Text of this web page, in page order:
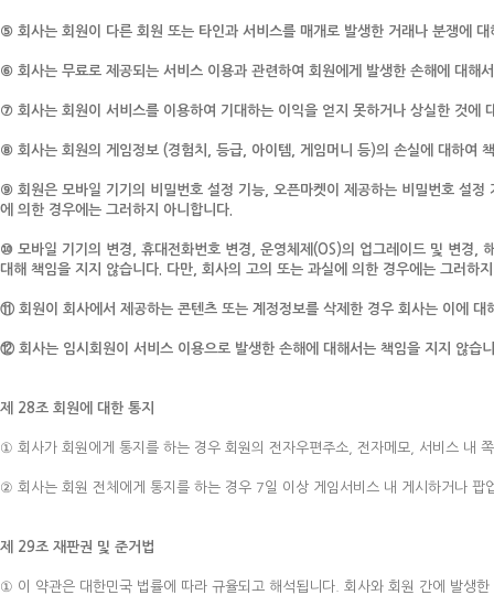
⑤ 회사는 회원이 다른 회원 또는 타인과 서비스를 매개로 발생한 거래나 분쟁에
⑥ 회사는 무료로 제공되는 서비스 이용과 관련하여 회원에게 발생한 손해에 대해
⑦ 회사는 회원이 서비스를 이용하여 기대하는 이익을 얻지 못하거나 상실한 것에
⑧ 회사는 회원의 게임정보 (경험치, 등급, 아이템, 게임머니 등)의 손실에 대하여
⑨ 회원은 모바일 기기의 비밀번호 설정 기능, 오픈마켓이 제공하는 비밀번호 설
에 의한 경우에는 그러하지 아니합니다.
⑩ 모바일 기기의 변경, 휴대전화번호 변경, 운영체제(OS)의 업그레이드 및 변경,
대해 책임을 지지 않습니다. 다만, 회사의 고의 또는 과실에 의한 경우에는 그러하
⑪ 회원이 회사에서 제공하는 콘텐츠 또는 계정정보를 삭제한 경우 회사는 이에
⑫ 회사는 임시회원이 서비스 이용으로 발생한 손해에 대해서는 책임을 지지 않습
제 28조 회원에 대한 통지
① 회사가 회원에게 통지를 하는 경우 회원의 전자우편주소, 전자메모, 서비스 내
② 회사는 회원 전체에게 통지를 하는 경우 7일 이상 게임서비스 내 게시하거나 팝
제 29조 재판권 및 준거법
① 이 약관은 대한민국 법률에 따라 규율되고 해석됩니다. 회사와 회원 간에 발생